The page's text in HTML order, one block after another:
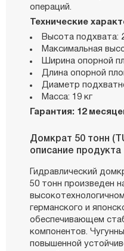
операций.
Технические
Высота подхвата:
Максимальная
Ширина опорной
Длина опорной
Диаметр
Масса: 19 кг
Гарантия: 12
Домкрат 50 тонн
описание продукта
Гидравлический
50 тонн произведен
германского и
обеспечивающем
компонентов.
повышенной